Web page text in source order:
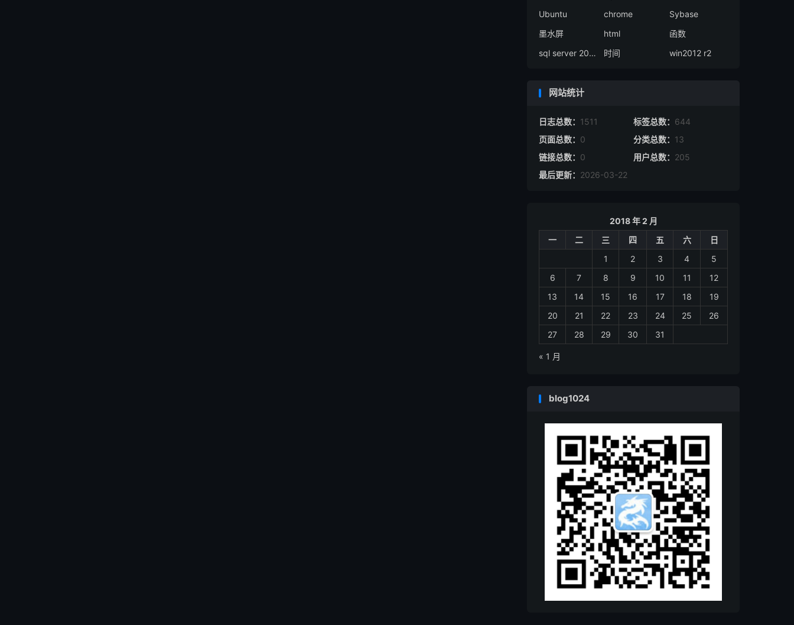
Ubuntu
chrome
Sybase
墨水屏
html
函数
sql server 2008
时间 win2012 r2
网站统计
日志总数： 1511 标签总数： 644
页面总数： 0 分类总数： 13
链接总数： 0 用户总数： 205
最后更新： 2026-03-22
2018 年 2 月
一
二 三 四 五 六
日
1
2 3 4
5
6
7 8 9 10 11
12
13
14 15 16 17 18
19
20
21 22 23 24 25
26
27
28 29 30 31
« 1 月
blog1024